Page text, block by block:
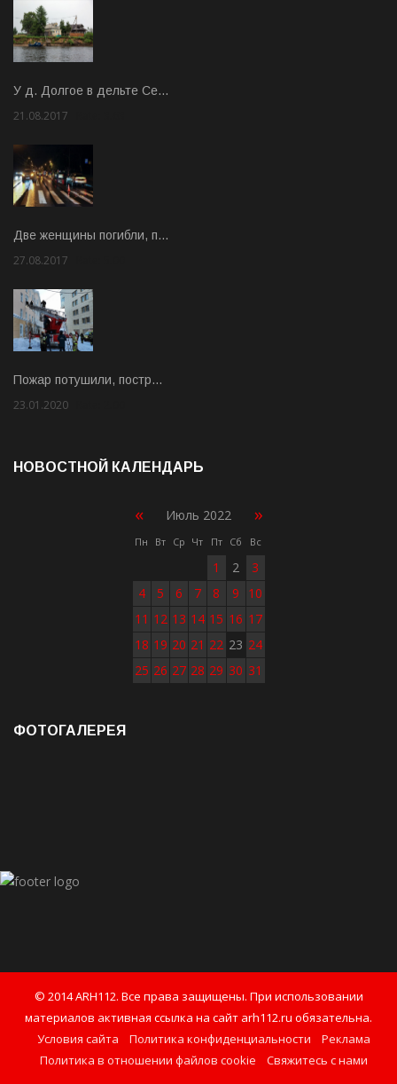
У д. Долгое в дельте Се…
21.08.2017
Две женщины погибли, п…
27.08.2017
Пожар потушили, постр…
23.01.2020
НОВОСТНОЙ КАЛЕНДАРЬ
« Июль 2022 »
Пн Вт Ср Чт Пт Сб Вс
1 2
3
4
5 6 7 8 9
10
11 12 13 14 15 16 17
18 19 20 21 22 23 24
25 26 27 28 29 30 31
ФОТОГАЛЕРЕЯ
© 2014 ARH112. Все права защищены. При использовании
материалов активная ссылка на сайт arh112.ru обязательна.
Условия сайта
Политика конфиденциальности
Реклама
Политика в отношении файлов cookie
Свяжитесь с нами